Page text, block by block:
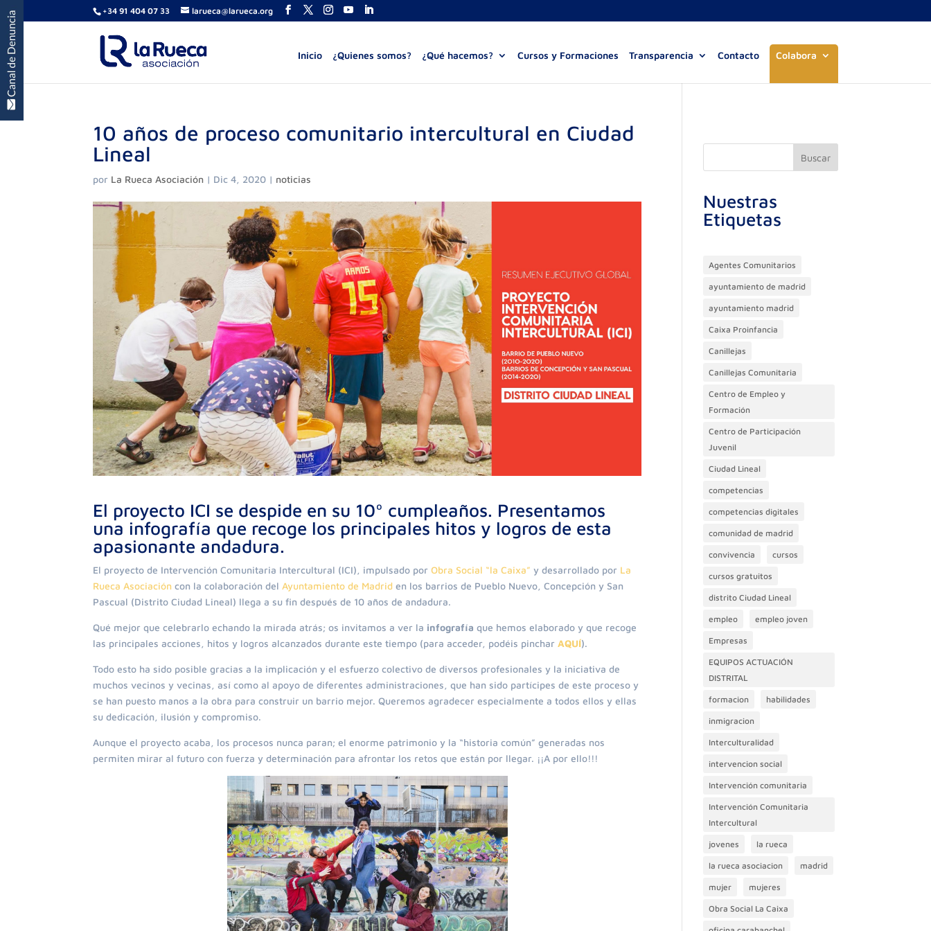
+34 91 404 07 33 larueca@larueca.org
Inicio ¿Quienes somos? ¿Qué hacemos? Cursos y Formaciones Transparencia Contacto Colabora
10 años de proceso comunitario intercultural en Ciudad
Lineal
por La Rueca Asociación | Dic 4, 2020 | noticias
El proyecto ICI se despide en su 10º cumpleaños. Presentamos
una infografía que recoge los principales hitos y logros de esta
apasionante andadura.
El proyecto de Intervención Comunitaria Intercultural (ICI), impulsado porObra Social “la Caixa” y desarrollado por La
Rueca Asociación con la colaboración delAyuntamiento de Madrid en los barrios de Pueblo Nuevo, Concepción y San
Pascual (Distrito Ciudad Lineal) llega a su fin después de 10 años de andadura.
Qué mejor que celebrarlo echando la mirada atrás; os invitamos a ver la infografía que hemos elaborado y que recoge
las principales acciones, hitos y logros alcanzados durante este tiempo (para acceder, podéis pincharAQUÍ).
Todo esto ha sido posible gracias a la implicación y el esfuerzo colectivo de diversos profesionales y la iniciativa de
muchos vecinos y vecinas, así como al apoyo de diferentes administraciones, que han sido partícipes de este proceso y
se han puesto manos a la obra para construir un barrio mejor. Queremos agradecer especialmente a todos ellos y ellas
su dedicación, ilusión y compromiso.
Aunque el proyecto acaba, los procesos nunca paran; el enorme patrimonio y la “historia común” generadas nos
permiten mirar al futuro con fuerza y determinación para afrontar los retos que están por llegar. ¡¡A por ello!!!
Buscar
Nuestras
Etiquetas
Agentes Comunitarios
ayuntamiento de madrid
ayuntamiento madrid
Caixa Proinfancia
Canillejas
Canillejas Comunitaria
Centro de Empleo y
Formación
Centro de Participación
Juvenil
Ciudad Lineal
competencias
competencias digitales
comunidad de madrid
convivencia cursos
cursos gratuitos
distrito Ciudad Lineal
empleo empleo joven
Empresas
EQUIPOS ACTUACIÓN
DISTRITAL
formacion habilidades
inmigracion
Interculturalidad
intervencion social
Intervención comunitaria
Intervención Comunitaria
Intercultural
jovenes la rueca
la rueca asociacion madrid
mujer mujeres
Obra Social La Caixa